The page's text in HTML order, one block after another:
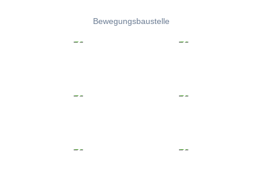
Bewegungsbaustelle